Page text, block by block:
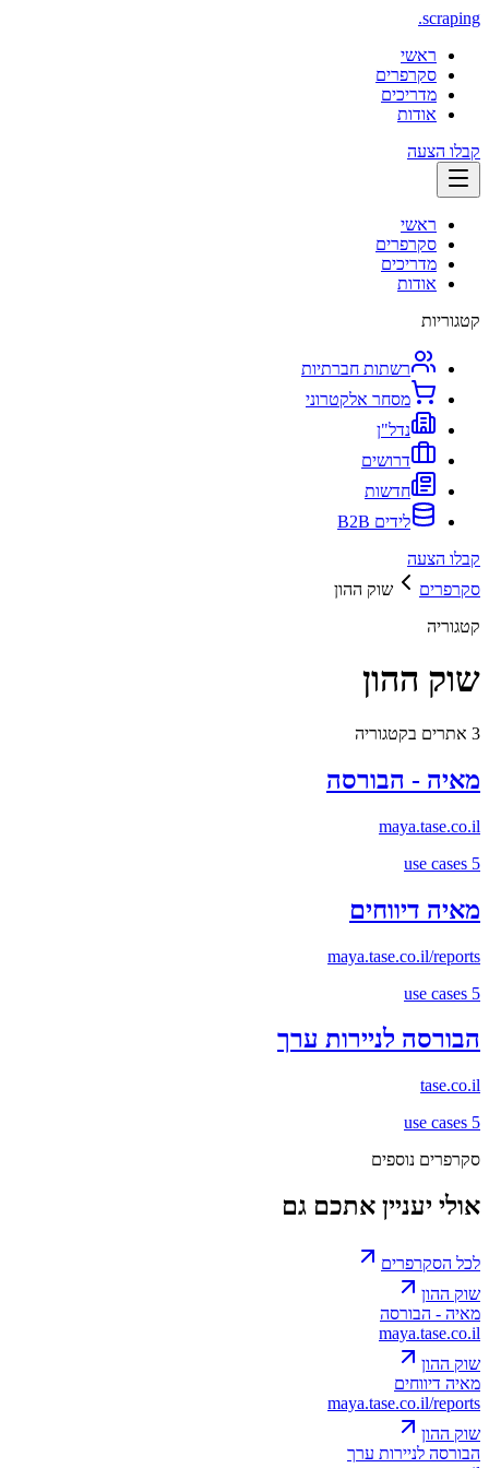
scraping
.
ראשי
סקרפרים
מדריכים
אודות
קבלו הצעה
ראשי
סקרפרים
מדריכים
אודות
קטגוריות
רשתות חברתיות
מסחר אלקטרוני
נדל"ן
דרושים
חדשות
לידים B2B
קבלו הצעה
סקרפרים
שוק ההון
קטגוריה
שוק ההון
3 אתרים בקטגוריה
מאיה - הבורסה
maya.tase.co.il
5
מאיה דיווחים
maya.tase.co.il/reports
5
הבורסה לניירות ערך
tase.co.il
5
סקרפרים נוספים
אולי יעניין אתכם גם
לכל הסקרפרים
שוק ההון
מאיה - הבורסה
maya.tase.co.il
שוק ההון
מאיה דיווחים
maya.tase.co.il/reports
שוק ההון
הבורסה לניירות ערך